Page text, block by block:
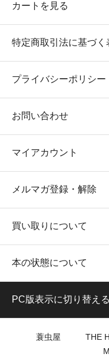
カートを見る
特定商取引法に基づく
プライバシーポリシー
お問い合わせ
マイアカウント
メルマガ登録・解除
買い取りについて
本の状態について
PC版表示に切り替える
蓑虫屋 THE